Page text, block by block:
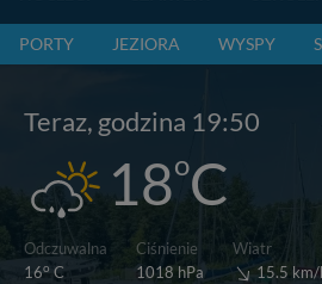
PORTY JEZIORA WYSPY
Teraz, godzina 19:50
18oC
Odczuwalna
16o C
Ciśnienie
1018 hPa
Wiatr
15.5 km/